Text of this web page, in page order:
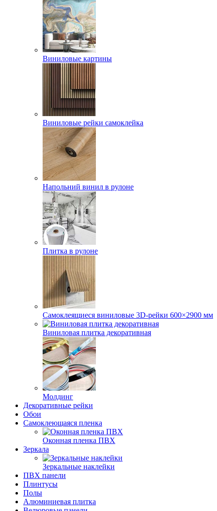
Виниловые картины
Виниловые рейки самоклейка
Напольний винил в рулоне
Плитка в рулоне
Самоклеящиеся виниловые 3D‑рейки 600×2900 мм
Виниловая плитка декоративная
Молдинг
Декоративные рейки
Обои
Самоклеющаяся пленка
Оконная пленка ПВХ
Зеркала
Зеркальные наклейки
ПВХ панели
Плинтусы
Полы
Алюминиевая плитка